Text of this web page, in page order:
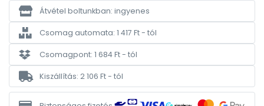
Átvétel boltunkban: ingyenes
Csomag automata: 1 417 Ft - tól
Csomagpont: 1 684 Ft - tól
Kiszállítás: 2 106 Ft - tól